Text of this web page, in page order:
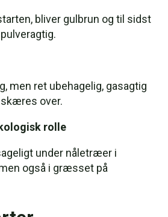
bliver gulbrun og til sidst
men ret ubehagelig, gasagtig
skæres over.
rolle
under nåletræer i
også i græsset på